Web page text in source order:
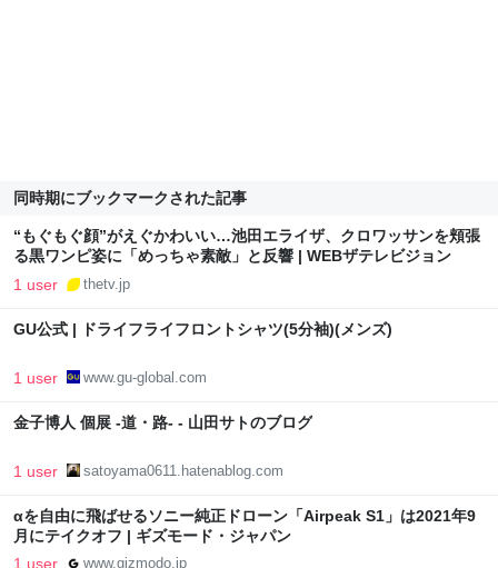
同時期にブックマークされた記事
“もぐもぐ顔”がえぐかわいい…池田エライザ、クロワッサンを頬張
る黒ワンピ姿に「めっちゃ素敵」と反響 | WEBザテレビジョン
1 user thetv.jp
GU公式 | ドライフライフロントシャツ(5分袖)(メンズ)
1 user www.gu-global.com
金子博人 個展 -道・路- - 山田サトのブログ
1 user satoyama0611.hatenablog.com
αを自由に飛ばせるソニー純正ドローン「Airpeak S1」は2021年9
月にテイクオフ | ギズモード・ジャパン
1 user www.gizmodo.jp